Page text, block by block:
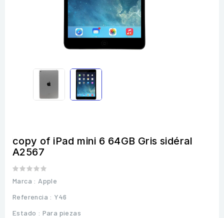
copy of iPad mini 6 64GB Gris sidéral
A2567
Marca : Apple
Referencia : Y46
Estado : Para piezas